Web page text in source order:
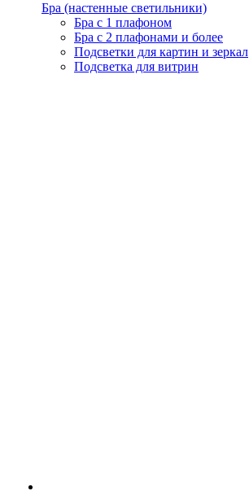
Бра (настенные светильники)
Бра с 1 плафоном
Бра с 2 плафонами и более
Подсветки для картин и зеркал
Подсветка для витрин